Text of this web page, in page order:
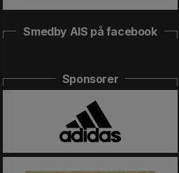
Smedby AIS på facebook
Sponsorer